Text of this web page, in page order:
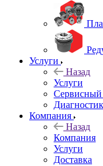
Услуги
Назад
Услуги
Сервисный
Компания
Назад
Компания
Услуги
Доставка